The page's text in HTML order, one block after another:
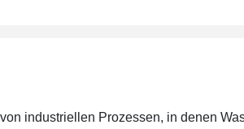
industriellen Prozessen, in denen